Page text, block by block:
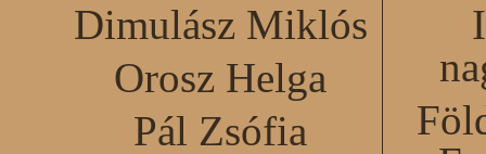
Dimulász Miklós
Orosz Helga
Pál Zsófia